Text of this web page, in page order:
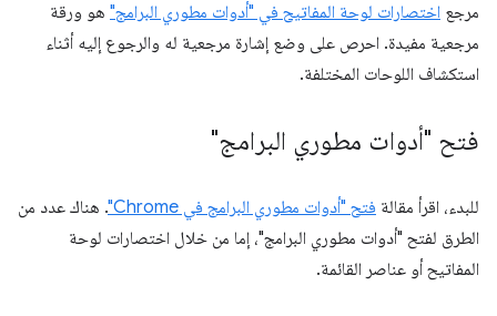
مرجع اختصارات لوحة المفاتيح في "أدوات مطوري البرامج" هو ورقة
مرجعية مفيدة. احرص على وضع إشارة مرجعية له والرجوع إليه أثناء
استكشاف اللوحات المختلفة.
فتح "أدوات مطوري البرامج"
للبدء، اقرأ مقالة فتح "أدوات مطوري البرامج في Chrome"
. هناك عدد من
الطرق لفتح "أدوات مطوري البرامج"، إما من خلال اختصارات لوحة
المفاتيح أو عناصر القائمة.